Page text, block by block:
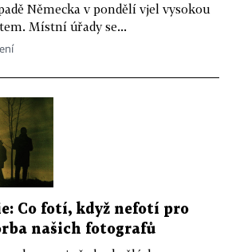
Německa v pondělí vjel vysokou
Místní úřady se...
Co fotí, když nefotí pro
našich fotografů